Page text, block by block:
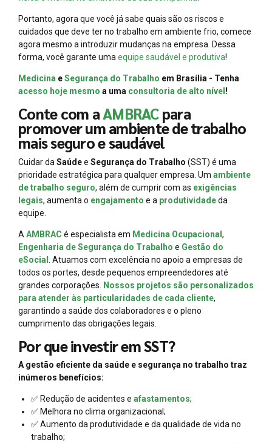
Portanto, agora que você já sabe quais são os riscos e
cuidados que deve ter no trabalho em ambiente frio, comece
agora mesmo a introduzir mudanças na empresa. Dessa
forma, você garante uma equipe saudável e produtiva!
Medicina eSegurança do Trabalho em Brasília - Tenha
acesso hoje mesmo a uma consultoria de alto nível !
Conte com aAMBRACpara
promover um ambiente de trabalho
mais seguro e saudável
Cuidar da Saúdee Segurança do Trabalho (SST) é uma
prioridade estratégica para qualquer empresa. Um ambiente
de trabalho seguro, além de cumprir com as exigências
legais, aumenta o engajamento e a produtividadeda
equipe.
A AMBRAC é especialista em Medicina Ocupacional,
Engenharia de Segurança do Trabalho e Gestão do
eSocial . Atuamos com excelência no apoio a empresas de
todos os portes, desde pequenos empreendedores até
grandes corporações. Nossos projetos são personalizados
para atender às particularidades de cada cliente,
garantindo a saúde dos colaboradores e o pleno
cumprimento das obrigações legais.
Por que investir em SST?
A gestão eficiente da saúde e segurança no trabalho traz
inúmeros benefícios:
✅ Redução de acidentes e afastamentos;
✅ Melhora no clima organizacional;
✅ Aumento da produtividade e da qualidade de vida no
trabalho;